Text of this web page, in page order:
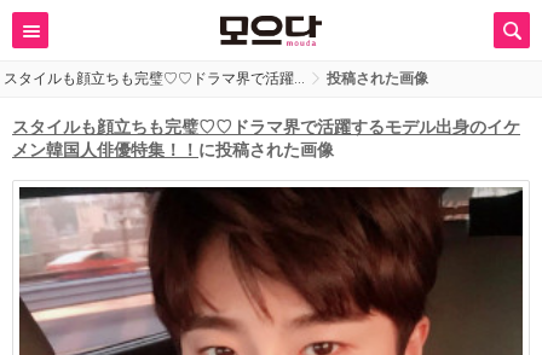
スタイルも顔立ちも完璧♡♡ドラマ界で活躍… 投稿された画像
スタイルも顔立ちも完璧♡♡ドラマ界で活躍するモデル出身のイケ
メン韓国人俳優特集！！ に投稿された画像